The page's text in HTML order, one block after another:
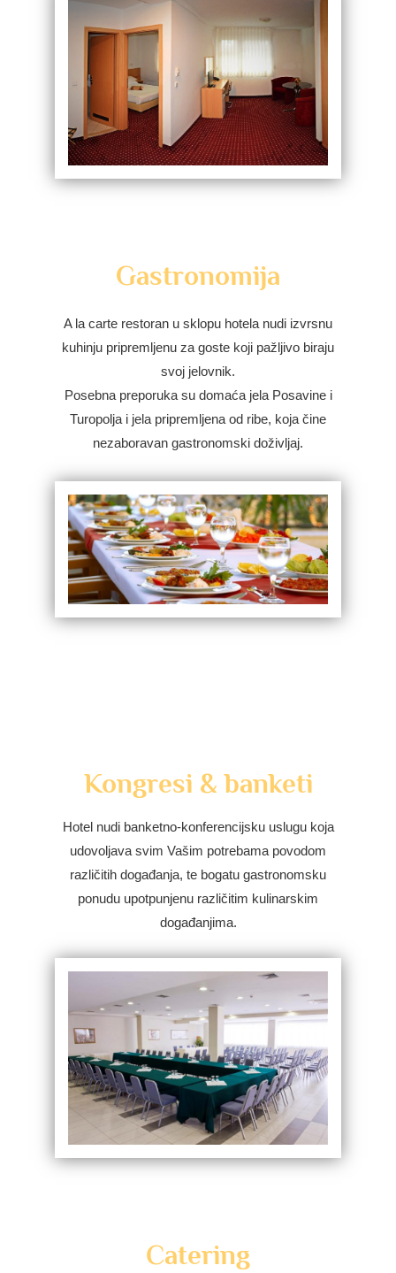
Gastronomija
A la carte restoran u sklopu hotela nudi izvrsnu
kuhinju pripremljenu za goste koji pažljivo biraju
svoj jelovnik.
Posebna preporuka su domaća jela Posavine i
Turopolja i jela pripremljena od ribe, koja čine
nezaboravan gastronomski doživljaj.
Kongresi & banketi
Hotel nudi banketno-konferencijsku uslugu koja
udovoljava svim Vašim potrebama povodom
različitih događanja, te bogatu gastronomsku
ponudu upotpunjenu različitim kulinarskim
događanjima.
Catering